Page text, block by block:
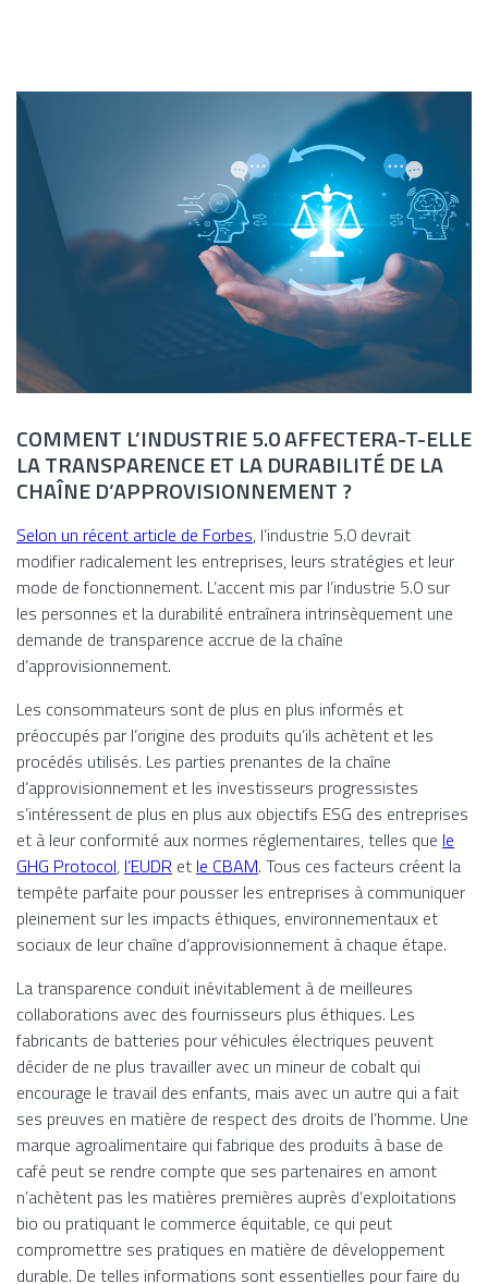
COMMENT L’INDUSTRIE 5.0 AFFECTERA-T-ELLE
LA TRANSPARENCE ET LA DURABILITÉ DE LA
CHAÎNE D’APPROVISIONNEMENT ?
Selon un récent article de Forbes, l’industrie 5.0 devrait
modifier radicalement les entreprises, leurs stratégies et leur
mode de fonctionnement. L’accent mis par l’industrie 5.0 sur
les personnes et la durabilité entraînera intrinsèquement une
demande de transparence accrue de la chaîne
d’approvisionnement.
Les consommateurs sont de plus en plus informés et
préoccupés par l’origine des produits qu’ils achètent et les
procédés utilisés. Les parties prenantes de la chaîne
d’approvisionnement et les investisseurs progressistes
s’intéressent de plus en plus aux objectifs ESG des entreprises
et à leur conformité aux normes réglementaires, telles que le
GHG Protocol, l’EUDR et le CBAM. Tous ces facteurs créent la
tempête parfaite pour pousser les entreprises à communiquer
pleinement sur les impacts éthiques, environnementaux et
sociaux de leur chaîne d’approvisionnement à chaque étape.
La transparence conduit inévitablement à de meilleures
collaborations avec des fournisseurs plus éthiques. Les
fabricants de batteries pour véhicules électriques peuvent
décider de ne plus travailler avec un mineur de cobalt qui
encourage le travail des enfants, mais avec un autre qui a fait
ses preuves en matière de respect des droits de l’homme. Une
marque agroalimentaire qui fabrique des produits à base de
café peut se rendre compte que ses partenaires en amont
n’achètent pas les matières premières auprès d’exploitations
bio ou pratiquant le commerce équitable, ce qui peut
compromettre ses pratiques en matière de développement
durable. De telles informations sont essentielles pour faire du